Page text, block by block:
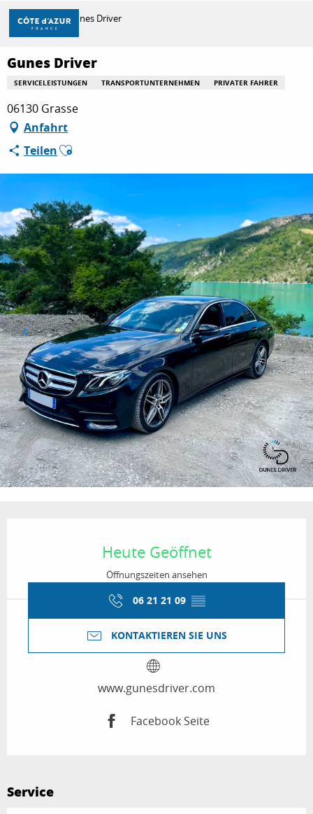
Aller
contenu
principal
ENTDECKEN
ZU TUN
AUFENTHALT
Startseite Gunes Driver
Gunes Driver
SERVICELEISTUNGEN TRANSPORTUNTERNEHMEN PRIVATER FAHRER
06130 Grasse
Anfahrt
TeilenAjouter aux favoris
Heute Geöffnet
Öffnungszeiten ansehen
06 21 21 09 ▒▒
KONTAKTIEREN SIE UNS
www.gunesdriver.com
Facebook Seite
Service